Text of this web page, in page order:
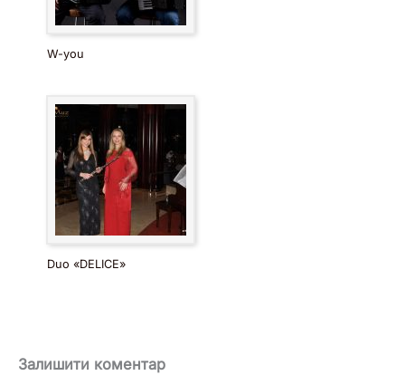
W-you
Duo «DELICE»
Залишити коментар